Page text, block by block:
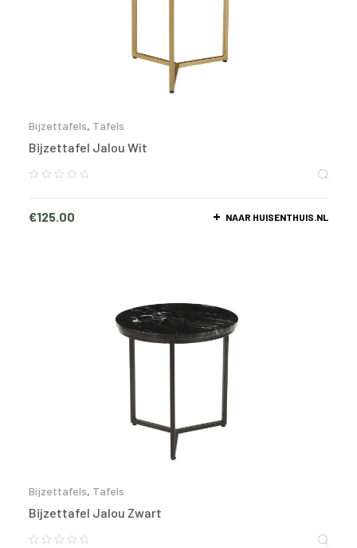
Bijzettafels, Tafels
Bijzettafel Jalou Wit
€125.00 NAAR HUISENTHUIS.NL
Bijzettafels, Tafels
Bijzettafel Jalou Zwart